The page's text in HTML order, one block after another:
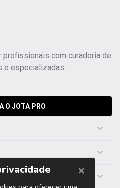
com curadoria de
e especializadas.
O JOTA PRO